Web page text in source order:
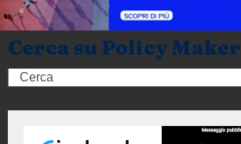
Cerca su Policy Maker
Search